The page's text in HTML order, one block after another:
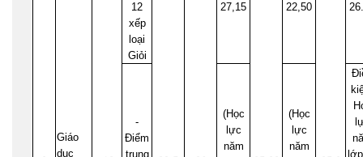
Giáo
dục
12
xếp
loại
Giỏi
27,15 22,50
-
Điểm
trung
(Học
lực
năm
(Học
lực
năm